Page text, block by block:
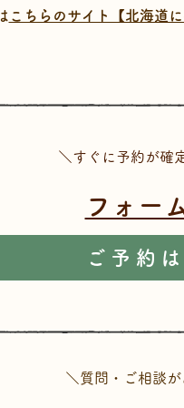
こちらのサイト【北海道
＼すぐに予約が確
フォー
ご予約
＼質問・ご相談